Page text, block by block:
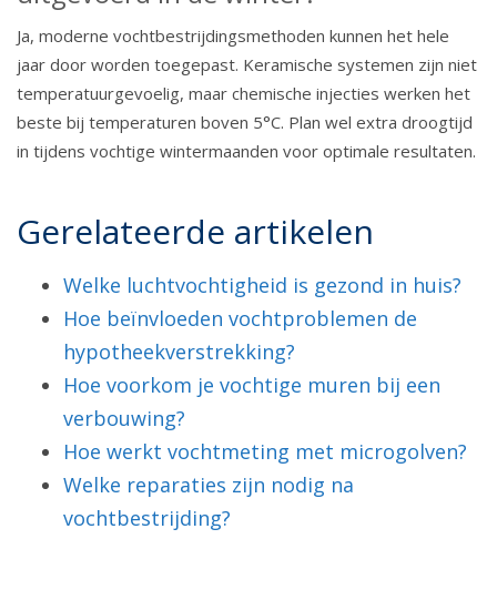
Ja, moderne vochtbestrijdingsmethoden kunnen het hele
jaar door worden toegepast. Keramische systemen zijn niet
temperatuurgevoelig, maar chemische injecties werken het
beste bij temperaturen boven 5°C. Plan wel extra droogtijd
in tijdens vochtige wintermaanden voor optimale resultaten.
Gerelateerde artikelen
Welke luchtvochtigheid is gezond in huis?
Hoe beïnvloeden vochtproblemen de
hypotheekverstrekking?
Hoe voorkom je vochtige muren bij een
verbouwing?
Hoe werkt vochtmeting met microgolven?
Welke reparaties zijn nodig na
vochtbestrijding?